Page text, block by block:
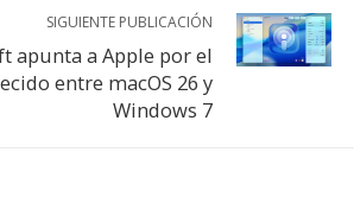
SIGUIENTE PUBLICACIÓN
apunta a Apple por el
entre macOS 26 y
Windows 7